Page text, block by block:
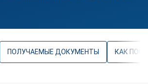
ПОЛУЧАЕМЫЕ ДОКУМЕНТЫ КАК